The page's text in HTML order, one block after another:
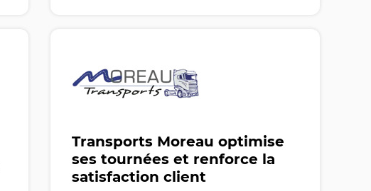
Transports Moreau optimise
ses tournées et renforce la
satisfaction client